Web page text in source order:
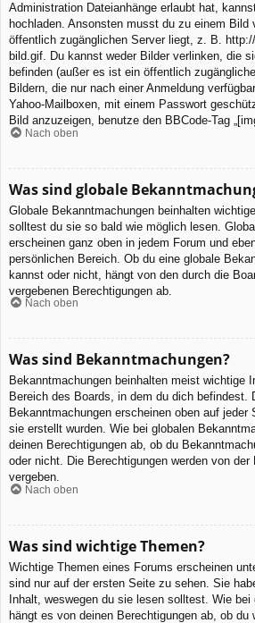
Administration Dateianhänge erlaubt hat,
hochladen. Ansonsten musst du zu einem Bild
öffentlich zugänglichen Server liegt, z. B.
bild.gif. Du kannst weder Bilder verlinken, die
befinden (außer es ist ein öffentlich
Bildern, die nur nach einer Anmeldung
Yahoo-Mailboxen, mit einem Passwort
Bild anzuzeigen, benutze den BBCode-Tag
Nach oben
Was sind globale
Globale Bekanntmachungen beinhalten
solltest du sie so bald wie möglich lesen.
erscheinen ganz oben in jedem Forum und
persönlichen Bereich. Ob du eine globale
kannst oder nicht, hängt von den durch die
vergebenen Berechtigungen ab.
Nach oben
Was sind Bekanntmachungen?
Bekanntmachungen beinhalten meist wichtige
Bereich des Boards, in dem du dich
Bekanntmachungen erscheinen oben auf jeder
sie erstellt wurden. Wie bei globalen
deinen Berechtigungen ab, ob du
oder nicht. Die Berechtigungen werden von der
vergeben.
Nach oben
Was sind wichtige Themen?
Wichtige Themen eines Forums erscheinen
sind nur auf der ersten Seite zu sehen. Sie
Inhalt, weswegen du sie lesen solltest. Wie bei
hängt es von deinen Berechtigungen ab, ob du